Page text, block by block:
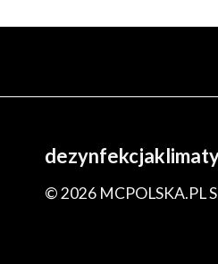
© 2026 MCPOLSKA.PL